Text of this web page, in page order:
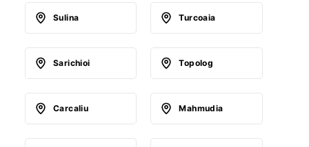
Sulina Turcoaia
Sarichioi Topolog
Carcaliu Mahmudia